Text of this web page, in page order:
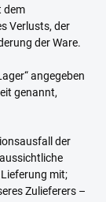
dem
Verlusts, der
der Ware.
angegeben
genannt,
der
mit;
Zulieferers –